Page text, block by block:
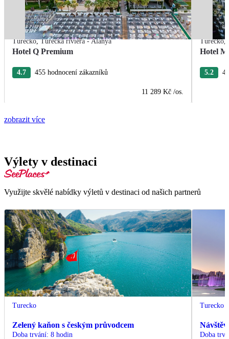
Turecko,Turecká riviéra - Alanya
Hotel Q Premium
4.7 455 hodnocení zákazníků
11 289 Kč /os.
Turecko,
Hotel
5.2
zobrazit více
Výlety v destinaci
Využijte skvělé nabídky výletů v destinaci od našich partnerů
Turecko
Zelený kaňon s českým průvodcem
Doba trvání: 8 hodin
Turecko
Doba